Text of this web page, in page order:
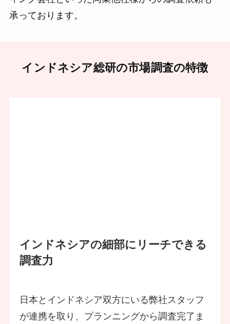
承っております。
インドネシア総研の市場調査の特徴
インドネシアの細部にリーチできる
調査力
日本とインドネシア双方にいる弊社スタッフ
が連携を取り、プランニングから調査完了ま